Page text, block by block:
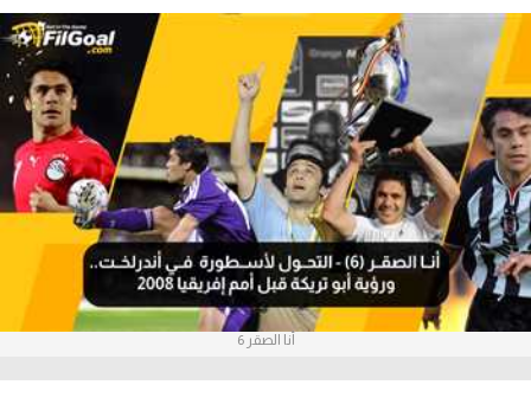
فيديوهات
آراء حرة
ركن الألعاب
بطولات
أمريكا 2026
أنا الصقر 6